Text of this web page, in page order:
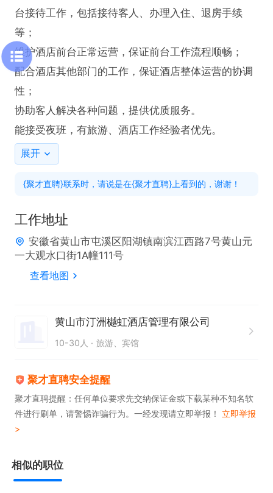
台接待工作，包括接待客人、办理入住、退房手续
等；
维护酒店前台正常运营，保证前台工作流程顺畅；
配合酒店其他部门的工作，保证酒店整体运营的协调
性；
协助客人解决各种问题，提供优质服务。
能接受夜班，有旅游、酒店工作经验者优先。
展开
{聚才直聘}联系时，请说是在{聚才直聘}上看到的，谢谢！
工作地址
安徽省黄山市屯溪区阳湖镇南滨江西路7号黄山元
一大观水口街1A幢111号
查看地图
黄山市汀洲樾虹酒店管理有限公司
10-30人 旅游、宾馆
聚才直聘安全提醒
聚才直聘提醒：任何单位要求先交纳保证金或下载某种不知名软
件进行刷单，请警惕诈骗行为。一经发现请立即举报！ 立即举报
>
相似的职位